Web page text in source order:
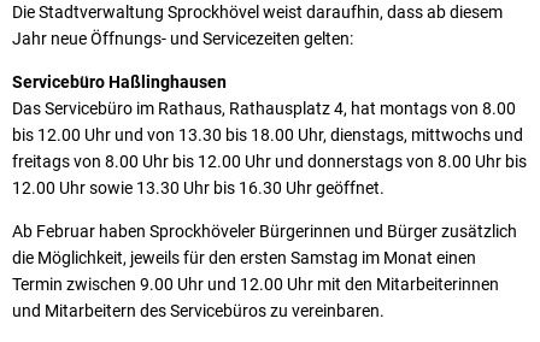
Die Stadtverwaltung Sprockhövel weist daraufhin, dass ab diesem
Jahr neue Öffnungs- und Servicezeiten gelten:
Servicebüro Haßlinghausen
Das Servicebüro im Rathaus, Rathausplatz 4, hat montags von 8.00
bis 12.00 Uhr und von 13.30 bis 18.00 Uhr, dienstags, mittwochs und
freitags von 8.00 Uhr bis 12.00 Uhr und donnerstags von 8.00 Uhr bis
12.00 Uhr sowie 13.30 Uhr bis 16.30 Uhr geöffnet.
Ab Februar haben Sprockhöveler Bürgerinnen und Bürger zusätzlich
die Möglichkeit, jeweils für den ersten Samstag im Monat einen
Termin zwischen 9.00 Uhr und 12.00 Uhr mit den Mitarbeiterinnen
und Mitarbeitern des Servicebüros zu vereinbaren.